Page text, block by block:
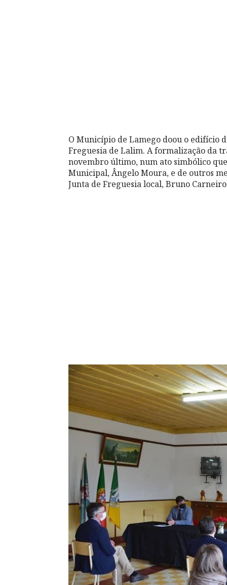
O Município de Lamego doou o edifício
Freguesia de Lalim. A formalização da
novembro último, num ato simbólico
Municipal, Ângelo Moura, e de outros
Junta de Freguesia local, Bruno